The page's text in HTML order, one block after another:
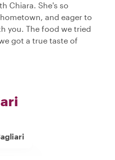
Chiara. She's so
and eager to
you. The food we tried
got a true taste of